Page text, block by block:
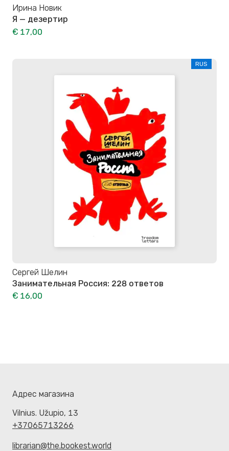
Ирина Новик
Я — дезертир
€ 17,00
RUS
Сергей Шелин
Занимательная Россия: 228 ответов
€ 16,00
Адрес магазина
Vilnius. Užupio, 13
+37065713266
librarian@the.bookest.world